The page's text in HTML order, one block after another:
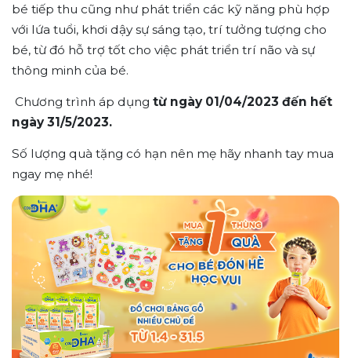
bé tiếp thu cũng như phát triển các kỹ năng phù hợp
với lứa tuổi, khơi dậy sự sáng tạo, trí tưởng tượng cho
bé, từ đó hỗ trợ tốt cho việc phát triển trí não và sự
thông minh của bé.
Chương trình áp dụng từ ngày 01/04/2023 đến hết
ngày 31/5/2023.
Số lượng quà tặng có hạn nên mẹ hãy nhanh tay mua
ngay mẹ nhé!